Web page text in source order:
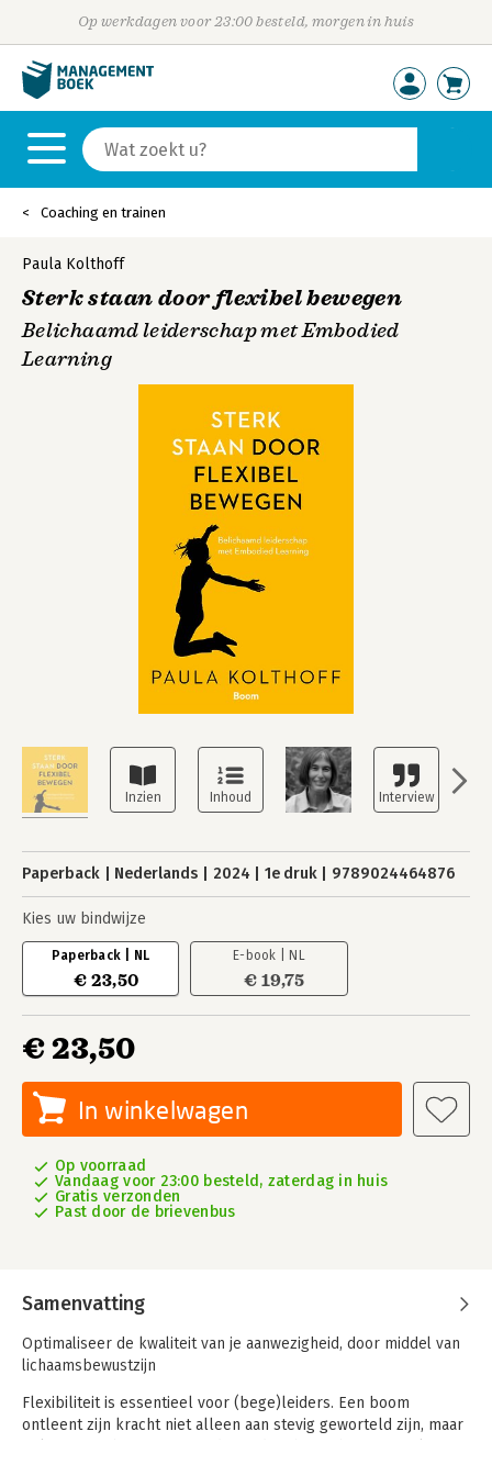
Op werkdagen voor 23:00 besteld, morgen in huis
Coaching en trainen
Paula Kolthoff
Sterk staan door flexibel bewegen
Belichaamd leiderschap met Embodied
Learning
Paperback Nederlands 2024 1e druk 9789024464876
Kies uw bindwijze
Paperback | NL
€ 23,50
E-book | NL
€ 19,75
€ 23,50
In winkelwagen
Op voorraad
Vandaag voor 23:00 besteld, zaterdag in huis
Gratis verzonden
Past door de brievenbus
Samenvatting
Optimaliseer de kwaliteit van je aanwezigheid, door middel van
lichaamsbewustzijn
Flexibiliteit is essentieel voor (bege)leiders. Een boom
ontleent zijn kracht niet alleen aan stevig geworteld zijn, maar